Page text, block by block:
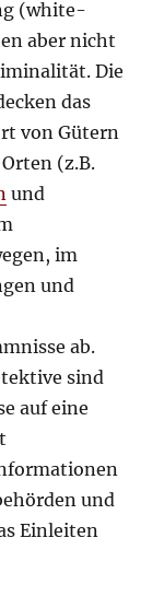
(white-
aber nicht
Die
das
von Gütern
(z.B.
und
im
und
ab.
sind
auf eine
und
Einleiten